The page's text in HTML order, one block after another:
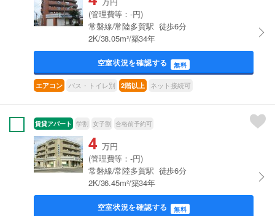
(管理費等：-円)
常磐線/常陸多賀駅 徒歩6分
2K/38.05m²/築34年
空室状況を確認する 無料
エアコン バス・トイレ別 2階以上 ネット接続可
賃貸アパート 学割 女子割 合格前予約可
4 万円
(管理費等：-円)
常磐線/常陸多賀駅 徒歩6分
2K/36.45m²/築34年
空室状況を確認する 無料